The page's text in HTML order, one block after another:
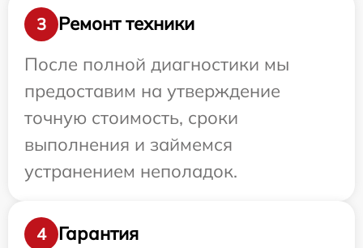
3
Ремонт техники
После полной диагностики мы
предоставим на утверждение
точную стоимость, сроки
выполнения и займемся
устранением неполадок.
4
Гарантия